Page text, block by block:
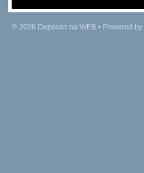
© 2026 Depósito na WEB • Powered by